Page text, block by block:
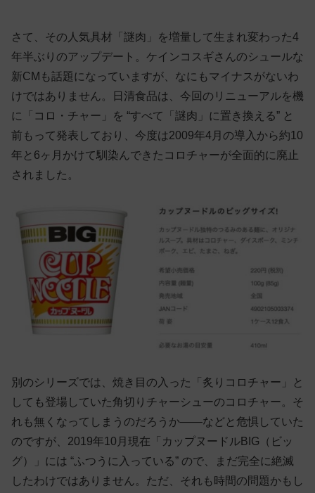
さて、その人気具材「謎肉」を増量して生まれ変わった4
年半ぶりのアップデート。ケインコスギさんのシュールな
新CMも話題になっていますが、なにもマイナスがないわ
けではありません。日清食品は、今回のリニューアルを機
に「コロ・チャー」を “すべて「謎肉」に置き換える” と
前もって発表しており、今度は2009年4月の導入から約10
年と6ヶ月かけて馴染んできたコロチャーが全面的に廃止
されました。
別のシリーズでは、焼き目の入った「炙りコロチャー」と
しても登場していた角切りチャーシューのコロチャー。そ
れも無くなってしまうのだろうか——などと危惧していた
のですが、2019年10月現在「カップヌードルBIG（ビッ
グ）」には “ふつうに入っている” ので、まだ完全に絶滅
したわけではありません。ただ、それも時間の問題かもし